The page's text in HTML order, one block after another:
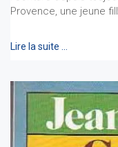
Provence, une jeune
Lire la suite …